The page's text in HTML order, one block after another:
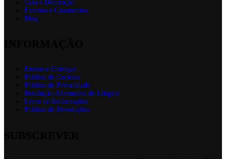
Casa e Decoração
Eventos e Casamentos
Blog
Envios e Entregas
Política de Cookies
Política de Privacidade
Resolução Alternativa de Litígios
Livro de Reclamações
Política de Devoluções